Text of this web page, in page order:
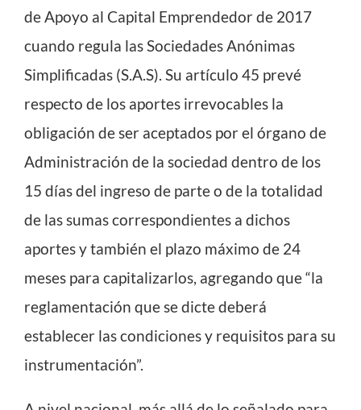
de Apoyo al Capital Emprendedor de 2017
cuando regula las Sociedades Anónimas
Simplificadas (S.A.S). Su artículo 45 prevé
respecto de los aportes irrevocables la
obligación de ser aceptados por el órgano de
Administración de la sociedad dentro de los
15 días del ingreso de parte o de la totalidad
de las sumas correspondientes a dichos
aportes y también el plazo máximo de 24
meses para capitalizarlos, agregando que “la
reglamentación que se dicte deberá
establecer las condiciones y requisitos para su
instrumentación”.